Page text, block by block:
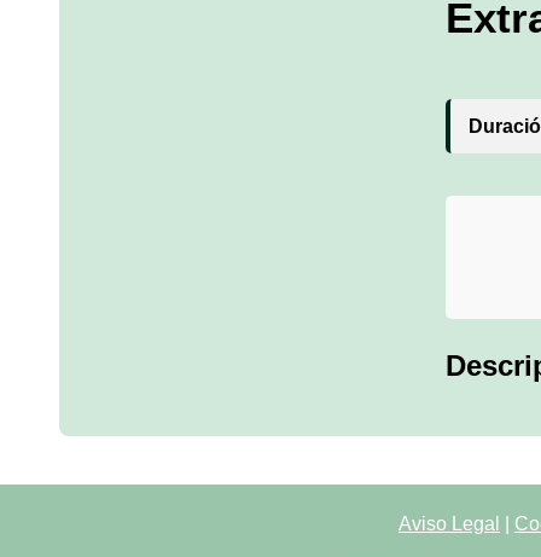
Aviso Legal